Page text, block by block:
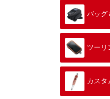
バッグ
ツーリ
カスタ